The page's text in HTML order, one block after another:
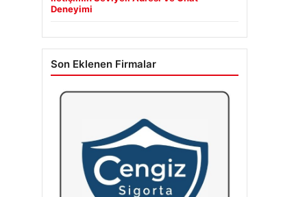
Deneyimi
Son Eklenen Firmalar